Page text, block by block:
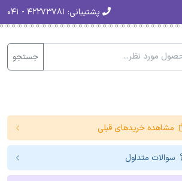
پشتیبانی:
جستجو
مشاهده خریدهای قبلی
سوالات متداول